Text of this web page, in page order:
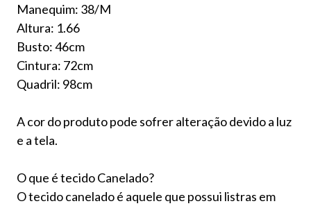
Manequim: 38/M
Altura: 1.66
Busto: 46cm
Cintura: 72cm
Quadril: 98cm
A cor do produto pode sofrer alteração devido a luz
e a tela.
O que é tecido Canelado?
O tecido canelado é aquele que possui listras em